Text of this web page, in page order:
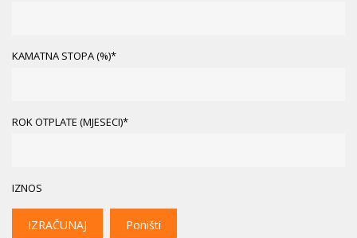
KAMATNA STOPA (%)*
ROK OTPLATE (MJESECI)*
IZNOS
IZRAČUNAJ Poništi